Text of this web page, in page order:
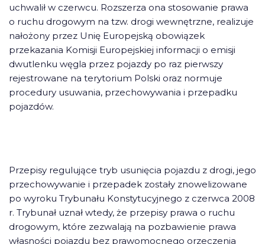
uchwalił w czerwcu. Rozszerza ona stosowanie prawa
o ruchu drogowym na tzw. drogi wewnętrzne, realizuje
nałożony przez Unię Europejską obowiązek
przekazania Komisji Europejskiej informacji o emisji
dwutlenku węgla przez pojazdy po raz pierwszy
rejestrowane na terytorium Polski oraz normuje
procedury usuwania, przechowywania i przepadku
pojazdów.
Przepisy regulujące tryb usunięcia pojazdu z drogi, jego
przechowywanie i przepadek zostały znowelizowane
po wyroku Trybunału Konstytucyjnego z czerwca 2008
r. Trybunał uznał wtedy, że przepisy prawa o ruchu
drogowym, które zezwalają na pozbawienie prawa
własności pojazdu bez prawomocnego orzeczenia